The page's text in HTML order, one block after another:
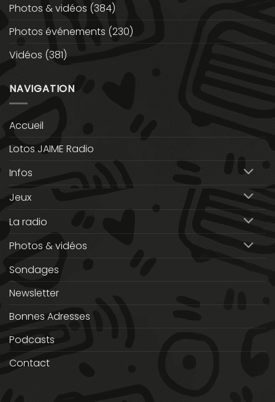
Photos & vidéos (384)
Photos événements (230)
Vidéos (381)
NAVIGATION
Accueil
Lotos JAIME Radio
Infos
Jeux
La radio
Photos & vidéos
Sondages
Newsletter
Bonnes Adresses
Podcasts
Contact